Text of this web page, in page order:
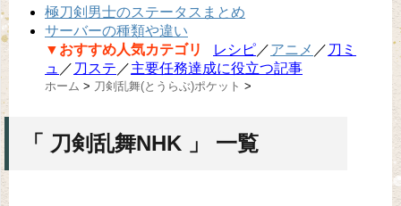
極刀剣男士のステータスまとめ
サーバーの種類や違い
▼おすすめ人気カテゴリ
レシピ／アニメ ／ 刀ミ
ュ ／ 刀ステ ／主要任務達成に役立つ記事
ホーム > 刀剣乱舞(とうらぶ)ポケット >
「 刀剣乱舞NHK 」 一覧